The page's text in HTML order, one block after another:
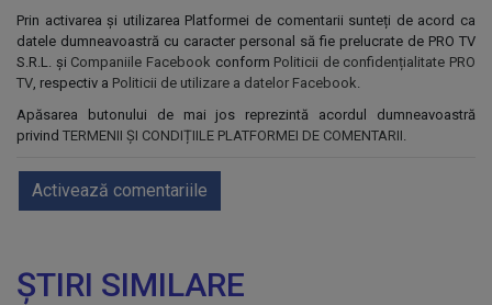
Prin activarea și utilizarea Platformei de comentarii sunteți de acord ca
datele dumneavoastră cu caracter personal să fie prelucrate de PRO TV
S.R.L. și Companiile Facebook conform Politicii de confidențialitate PRO
TV, respectiv a Politicii de utilizare a datelor Facebook.
Apăsarea butonului de mai jos reprezintă acordul dumneavoastră
privind TERMENII ȘI CONDIȚIILE PLATFORMEI DE COMENTARII.
Activează comentariile
ȘTIRI SIMILARE